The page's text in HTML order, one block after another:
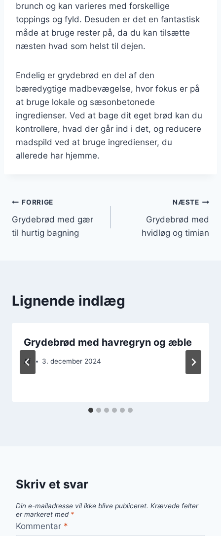
brunch og kan varieres med forskellige
toppings og fyld. Desuden er det en fantastisk
måde at bruge rester på, da du kan tilsætte
næsten hvad som helst til dejen.
Endelig er grydebrød en del af den
bæredygtige madbevægelse, hvor fokus er på
at bruge lokale og sæsonbetonede
ingredienser. Ved at bage dit eget brød kan du
kontrollere, hvad der går ind i det, og reducere
madspild ved at bruge ingredienser, du
allerede har hjemme.
Indlægsnavigation
FORRIGE
Grydebrød med gær
til hurtig bagning
NÆSTE
Grydebrød med
hvidløg og timian
Lignende indlæg
Grydebrød med havregryn og æble
Af 3. december 2024
Skriv et svar
Din e-mailadresse vil ikke blive publiceret. Krævede felter
er markeret med *
Kommentar *